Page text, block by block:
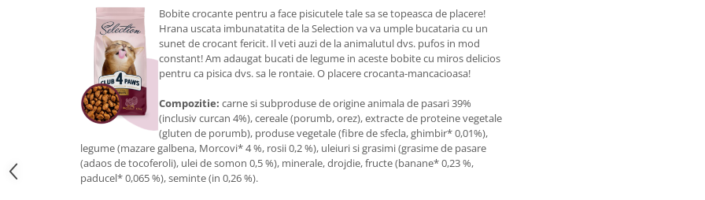
Bobite crocante pentru a face pisicutele tale sa se topeasca de placere!
Hrana uscata imbunatatita de la Selection va va umple bucataria cu un
sunet de crocant fericit. Il veti auzi de la animalutul dvs. pufos in mod
constant! Am adaugat bucati de legume in aceste bobite cu miros delicios
pentru ca pisica dvs. sa le rontaie. O placere crocanta-mancacioasa!
Compozitie: carne si subproduse de origine animala de pasari 39%
(inclusiv curcan 4%), cereale (porumb, orez), extracte de proteine vegetale
(gluten de porumb), produse vegetale (fibre de sfecla, ghimbir* 0,01%),
legume (mazare galbena, Morcovi* 4 %, rosii 0,2 %), uleiuri si grasimi (grasime de pasare
(adaos de tocoferoli), ulei de somon 0,5 %), minerale, drojdie, fructe (banane* 0,23 %,
paducel* 0,065 %), seminte (in 0,26 %).